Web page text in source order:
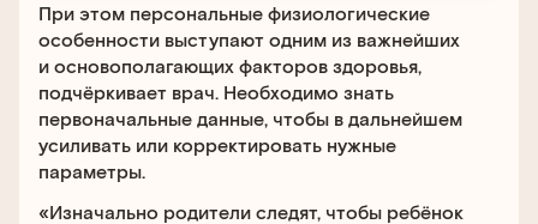
При этом персональные физиологические
особенности выступают одним из важнейших
и основополагающих факторов здоровья,
подчёркивает врач. Необходимо знать
первоначальные данные, чтобы в дальнейшем
усиливать или корректировать нужные
параметры.
«Изначально родители следят, чтобы ребёнок